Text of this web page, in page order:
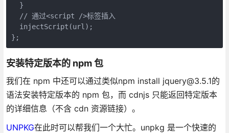
  }
  // 通过<script />标签插入
  injectScript(url);
};
安装特定版本的 npm 包
我们在 npm 中还可以通过类似npm install jquery@3.5.1的
语法安装特定版本的 npm 包，而 cdnjs 只能返回特定版本
的详细信息（不含 cdn 资源链接）。
UNPKG在此时可以帮我们一个大忙。unpkg 是一个快速的